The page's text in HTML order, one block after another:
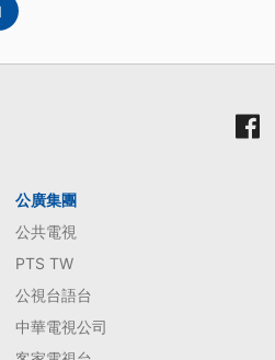
公廣集團
公共電視
PTS TW
公視台語台
中華電視公司